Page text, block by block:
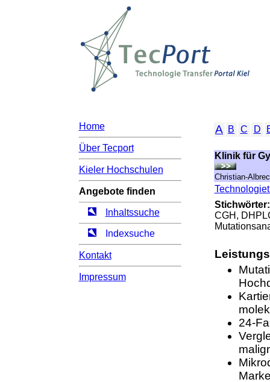
Home
Über Tecport
Kieler Hochschulen
Angebote finden
Inhaltssuche
Indexsuche
Kontakt
Impressum
A B C D
Klinik für
Christian-
Stichwörter:
CGH,
24-